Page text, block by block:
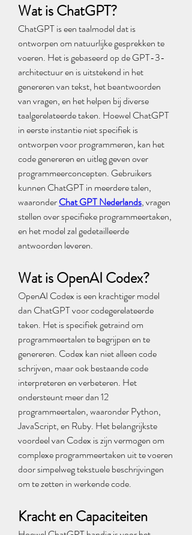
Wat is ChatGPT?
ChatGPT is een taalmodel dat is
ontworpen om natuurlijke gesprekken te
voeren. Het is gebaseerd op de GPT-3-
architectuur en is uitstekend in het
genereren van tekst, het beantwoorden
van vragen, en het helpen bij diverse
taalgerelateerde taken. Hoewel ChatGPT
in eerste instantie niet specifiek is
ontworpen voor programmeren, kan het
code genereren en uitleg geven over
programmeerconcepten. Gebruikers
kunnen ChatGPT in meerdere talen,
waaronder Chat GPT Nederlands, vragen
stellen over specifieke programmeertaken,
en het model zal gedetailleerde
antwoorden leveren.
Wat is OpenAI Codex?
OpenAI Codex is een krachtiger model
dan ChatGPT voor codegerelateerde
taken. Het is specifiek getraind om
programmeertalen te begrijpen en te
genereren. Codex kan niet alleen code
schrijven, maar ook bestaande code
interpreteren en verbeteren. Het
ondersteunt meer dan 12
programmeertalen, waaronder Python,
JavaScript, en Ruby. Het belangrijkste
voordeel van Codex is zijn vermogen om
complexe programmeertaken uit te voeren
door simpelweg tekstuele beschrijvingen
om te zetten in werkende code.
Kracht en Capaciteiten